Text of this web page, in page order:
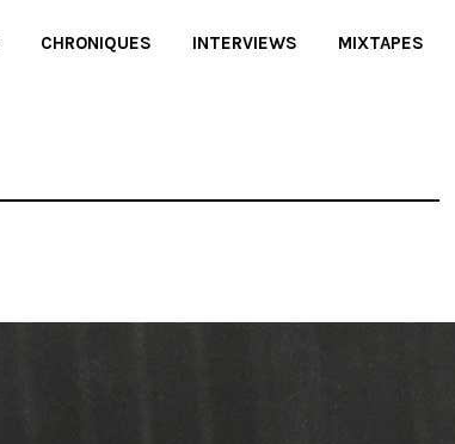
CHRONIQUES INTERVIEWS MIXTAPES